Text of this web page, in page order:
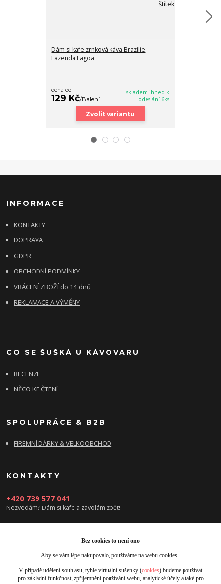
Dám si kafe zrnková káva Brazílie
Fazenda Lagoa
cena od
129 Kč/Balení
skladem ihned k
odeslání 6ks
Zvolit variantu
INFORMACE
KONTAKTY
DOPRAVA
GDPR
OBCHODNÍ PODMÍNKY
VRÁCENÍ ZBOŽÍ do 14 dnů
REKLAMACE A VÝMĚNY
CO SE ŠUŠKÁ U KÁVOVARU
RECENZE
NĚCO KE ČTENÍ
SPOLUPRÁCE & B2B
FIREMNÍ DÁRKY & VELKOOBCHOD
KONTAKTY
+420 739 577 041
Nezvedám? Dám si kafe a zavolám zpět!
info@damsikafe.cz
Bez cookies to není ono
Aby se vám lépe nakupovalo, používáme na webu cookies.
V případě udělení souhlasu, tyhle virtuální sušenky (cookies) budeme používat
pro základní funkčnost, zpříjemnění používání webu, analytické účely a také pro